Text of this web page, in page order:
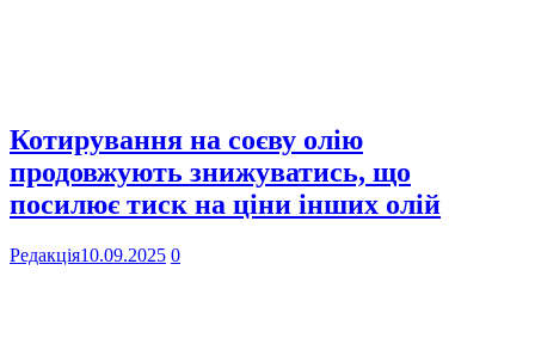
Котирування на соєву олію
продовжують знижуватись, що
посилює тиск на ціни інших олій
Редакція10.09.2025 0